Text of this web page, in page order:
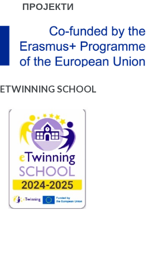
ПРОЈЕКТИ
ETWINNING SCHOOL